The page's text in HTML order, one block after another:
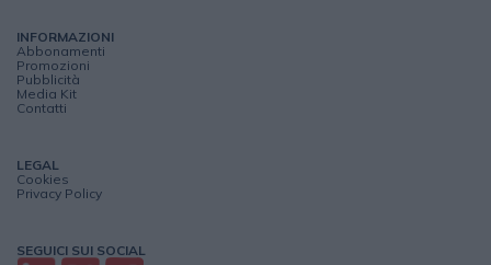
INFORMAZIONI
Abbonamenti
Promozioni
Pubblicità
Media Kit
Contatti
LEGAL
Cookies
Privacy Policy
SEGUICI SUI SOCIAL